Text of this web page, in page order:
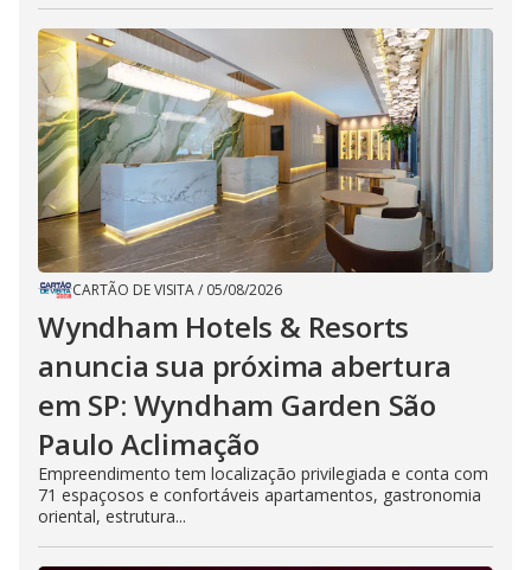
CARTÃO DE VISITA/ 05/08/2026
Wyndham Hotels & Resorts
anuncia sua próxima abertura
em SP: Wyndham Garden São
Paulo Aclimação
Empreendimento tem localização privilegiada e conta com
71 espaçosos e confortáveis apartamentos, gastronomia
oriental, estrutura...